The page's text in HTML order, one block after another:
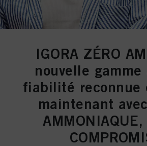
IGORA ZÉRO
nouvelle gamme
fiabilité reconnue
maintenant avec
AMMONIAQUE,